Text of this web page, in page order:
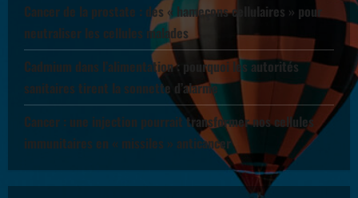
Cancer de la prostate : des « hameçons cellulaires » pour
neutraliser les cellules malades
Cadmium dans l’alimentation : pourquoi les autorités
sanitaires tirent la sonnette d’alarme
Cancer : une injection pourrait transformer nos cellules
immunitaires en « missiles » anticancer